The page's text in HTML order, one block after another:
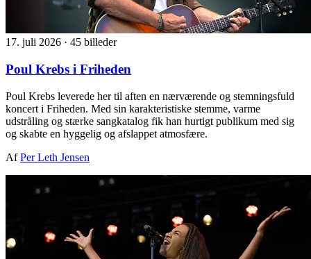
17. juli 2026 · 45 billeder
Poul Krebs i Friheden
Poul Krebs leverede her til aften en nærværende og stemningsfuld
koncert i Friheden. Med sin karakteristiske stemme, varme
udstråling og stærke sangkatalog fik han hurtigt publikum med sig
og skabte en hyggelig og afslappet atmosfære.
AfPer Leth Jensen